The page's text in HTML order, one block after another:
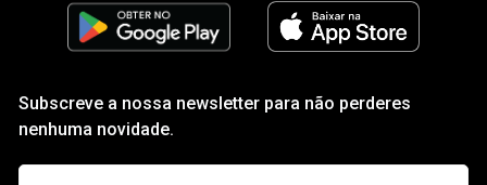
Subscreve a nossa newsletter para não perderes
nenhuma novidade.